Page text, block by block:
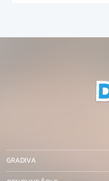
GRADIVA